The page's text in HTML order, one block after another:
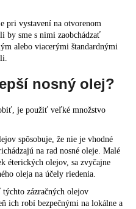
pri vystavení na otvorenom
by sme s nimi zaobchádzať
alebo viacerými štandardnými
nosný olej?
je použiť veľké množstvo
spôsobuje, že nie je vhodné
na rad nosné oleje. Malé
éterických olejov, sa zvyčajne
oleja na účely riedenia.
týchto zázračných olejov
ich robí bezpečnými na lokálne a